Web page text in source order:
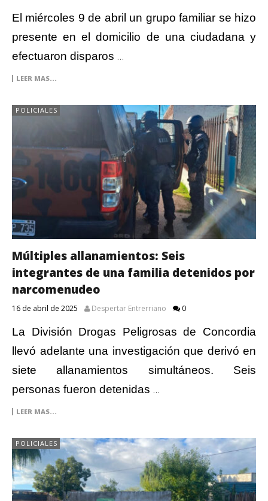
El miércoles 9 de abril un grupo familiar se hizo
presente en el domicilio de una ciudadana y
efectuaron disparos …
LEER MAS...
POLICIALES
Múltiples allanamientos: Seis
integrantes de una familia detenidos por
narcomenudeo
16 de abril de 2025 Despertar Entrerriano 0
La División Drogas Peligrosas de Concordia
llevó adelante una investigación que derivó en
siete allanamientos simultáneos. Seis
personas fueron detenidas …
LEER MAS...
POLICIALES